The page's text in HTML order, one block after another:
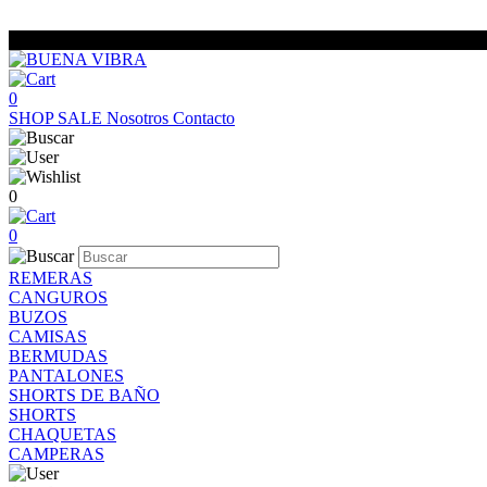
0
SHOP SALE Nosotros Contacto
0
0
REMERAS
CANGUROS
BUZOS
CAMISAS
BERMUDAS
PANTALONES
SHORTS DE BAÑO
SHORTS
CHAQUETAS
CAMPERAS